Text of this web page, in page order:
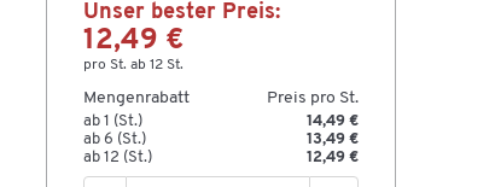
Unser bester Preis:
12,49 €
pro St. ab 12 St.
Mengenrabatt Preis pro St.
ab 1 (St.)
14,49 €
ab 6 (St.)
13,49 €
ab 12 (St.)
12,49 €